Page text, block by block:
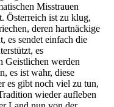
Misstrauen
Österreich ist zu klug,
deren hartnäckige
es sendet einfach die
es
Geistlichen werden
es ist wahr, diese
es gibt noch viel zu tun,
wieder aufleben